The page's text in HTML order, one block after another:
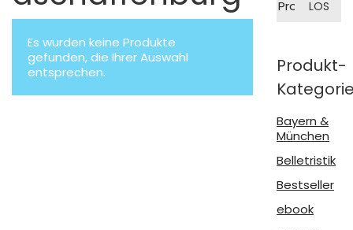
Es wurden keine Produkte
gefunden, die Ihrer Auswahl
entsprechen.
nach:
LOS
Produkt-
Bayern &
München
Belletristik
Bestseller
ebook